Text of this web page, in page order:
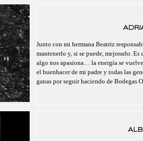
Junto con mi hermana Beatriz
mantenerlo y, si se puede, mejorarlo.
algo nos apasiona… la energía se
el buenhacer de mi padre y todas las
ganas por seguir haciendo de Bodegas